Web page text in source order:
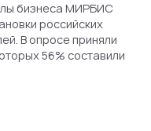
бизнеса МИРБИС
российских
В опросе приняли
56% составили